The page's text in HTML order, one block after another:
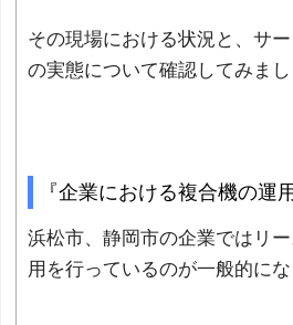
その現場における状況と、サ
の実態について確認してみまし
『企業における複合機の運
浜松市、静岡市の企業ではリ
用を行っているのが一般的にな